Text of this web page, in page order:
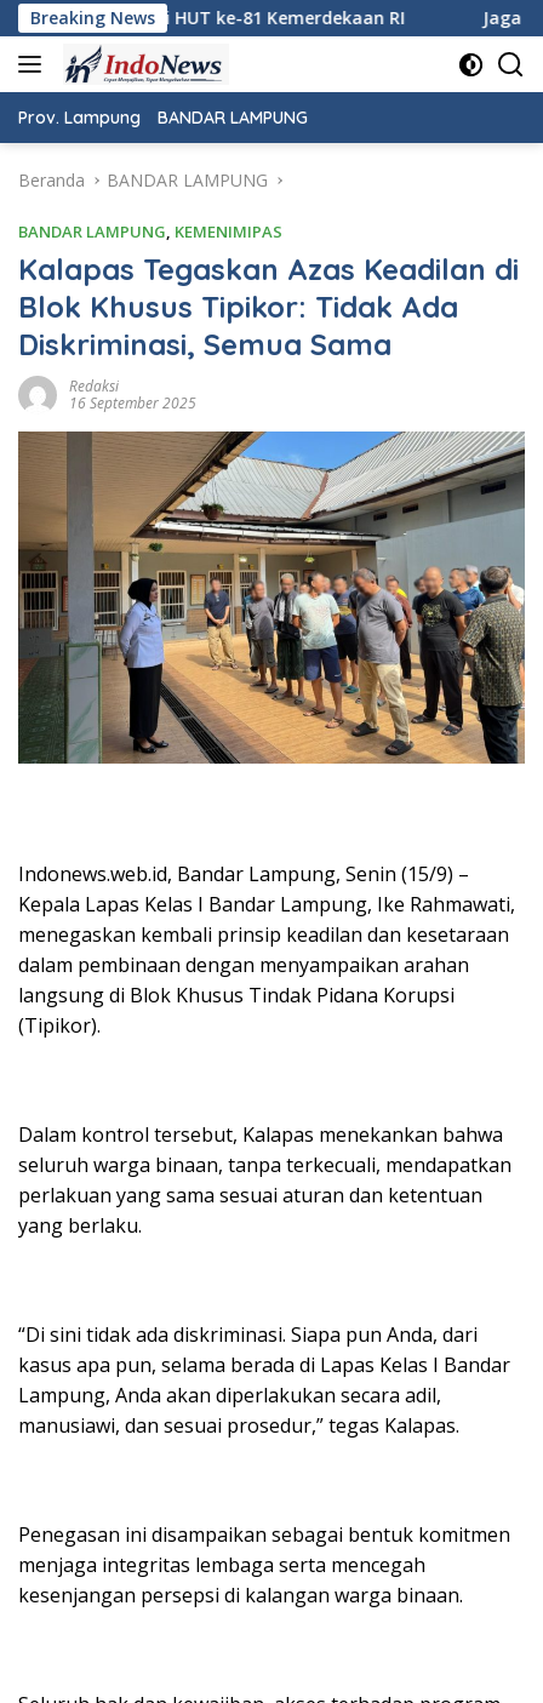
Langsung
ke
konten
Breaking News
RI Jaga Keamanan Pintu Gerbang
Prov. Lampung BANDAR LAMPUNG
Beranda BANDAR LAMPUNG
BANDAR LAMPUNG, KEMENIMIPAS
Kalapas Tegaskan Azas Keadilan di
Blok Khusus Tipikor: Tidak Ada
Diskriminasi, Semua Sama
Redaksi
16 September 2025
Indonews.web.id, Bandar Lampung, Senin (15/9) –
Kepala Lapas Kelas I Bandar Lampung, Ike Rahmawati,
menegaskan kembali prinsip keadilan dan kesetaraan
dalam pembinaan dengan menyampaikan arahan
langsung di Blok Khusus Tindak Pidana Korupsi
(Tipikor).
Dalam kontrol tersebut, Kalapas menekankan bahwa
seluruh warga binaan, tanpa terkecuali, mendapatkan
perlakuan yang sama sesuai aturan dan ketentuan
yang berlaku.
“Di sini tidak ada diskriminasi. Siapa pun Anda, dari
kasus apa pun, selama berada di Lapas Kelas I Bandar
Lampung, Anda akan diperlakukan secara adil,
manusiawi, dan sesuai prosedur,” tegas Kalapas.
Penegasan ini disampaikan sebagai bentuk komitmen
menjaga integritas lembaga serta mencegah
kesenjangan persepsi di kalangan warga binaan.